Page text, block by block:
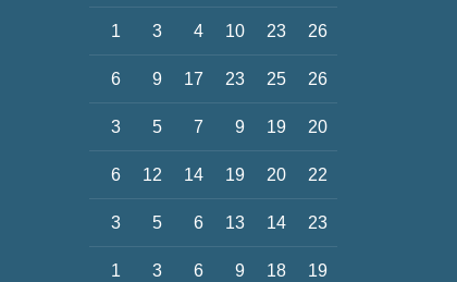
1 3 4 10 23 26
6 9 17 23 25 26
3 5 7 9 19 20
6 12 14 19 20 22
3 5 6 13 14 23
1 3 6 9 18 19